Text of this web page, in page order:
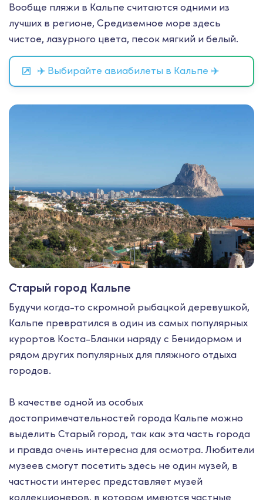
Вообще пляжи в Кальпе считаются одними из
лучших в регионе, Средиземное море здесь
чистое, лазурного цвета, песок мягкий и белый.
✈️ Выбирайте авиабилеты в Кальпе ✈️
Старый город Кальпе
Будучи когда-то скромной рыбацкой деревушкой,
Кальпе превратился в один из самых популярных
курортов Коста-Бланки наряду с Бенидормом и
рядом других популярных для пляжного отдыха
городов.
В качестве одной из особых
достопримечательностей города Кальпе можно
выделить Старый город, так как эта часть города
и правда очень интересна для осмотра. Любители
музеев смогут посетить здесь не один музей, в
частности интерес представляет музей
коллекционеров, в котором имеются частные